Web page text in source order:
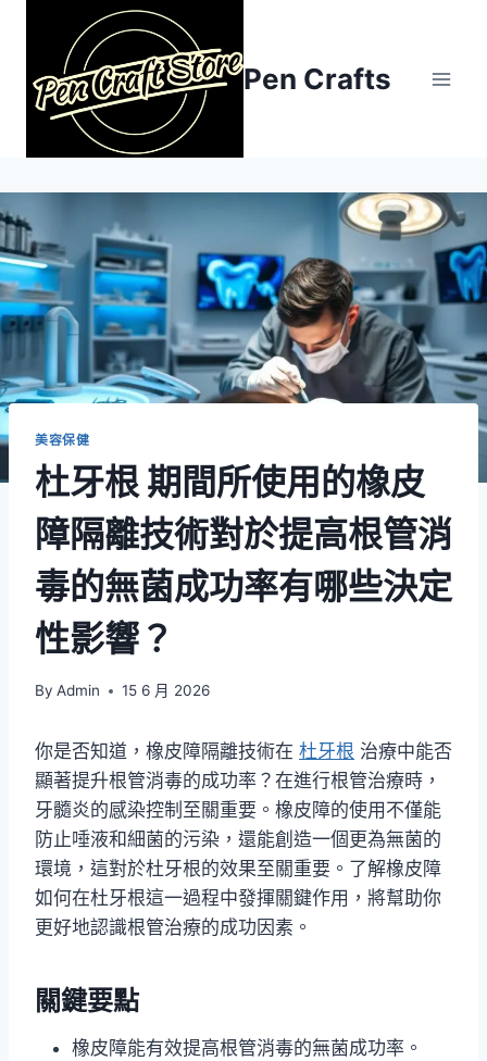
content
Pen Crafts
美容保健
杜牙根 期間所使用的橡皮
障隔離技術對於提高根管消
毒的無菌成功率有哪些決定
性影響？
By Admin 15 6 月 2026
你是否知道，橡皮障隔離技術在 杜牙根 治療中能否
顯著提升根管消毒的成功率？在進行根管治療時，
牙髓炎的感染控制至關重要。橡皮障的使用不僅能
防止唾液和細菌的污染，還能創造一個更為無菌的
環境，這對於杜牙根的效果至關重要。了解橡皮障
如何在杜牙根這一過程中發揮關鍵作用，將幫助你
更好地認識根管治療的成功因素。
關鍵要點
橡皮障能有效提高根管消毒的無菌成功率。